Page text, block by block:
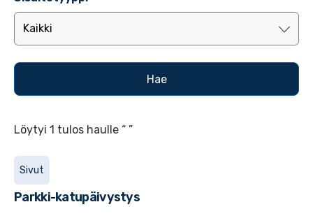
Löytyi 1 tulos haulle “ ”
Sivut
Parkki-katupäivystys